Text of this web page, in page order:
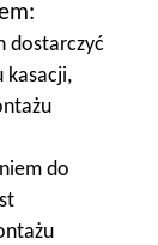
dostarczyć
kasacji,
do